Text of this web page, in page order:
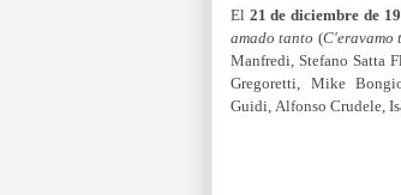
El 21 de diciembre de
amado tanto (C'eravamo
Manfredi, Stefano Satta
Gregoretti, Mike
Guidi, Alfonso Crudele,